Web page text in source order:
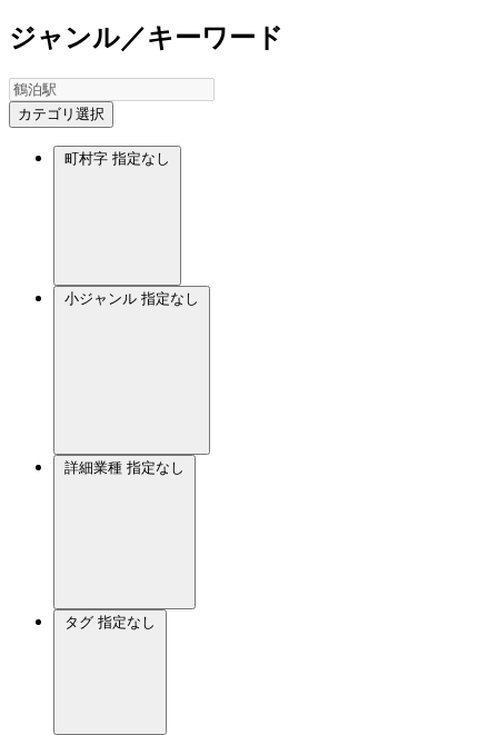
ジャンル／キーワード
カテゴリ選択
町村字 指定なし
小ジャンル 指定なし
詳細業種 指定なし
タグ 指定なし